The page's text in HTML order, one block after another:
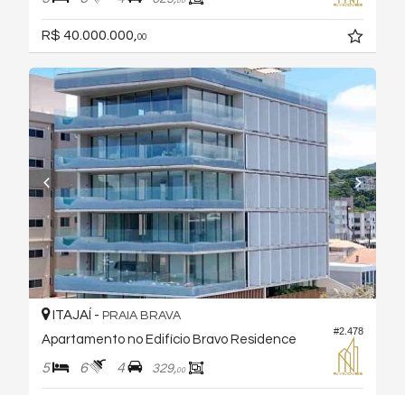
R$ 40.000.000, 00
#2.478
ITAJAÍ - PRAIA BRAVA
Apartamento no Edifício Bravo Residence
5 6 4 329,00